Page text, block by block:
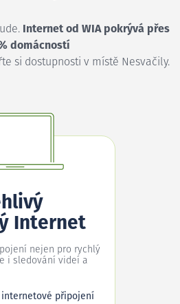
Internet od WIA pokrývá přes
domácností
si dostupnosti v místě Nesvačily.
Internet
nejen pro rychlý
i sledování videí a
připojení